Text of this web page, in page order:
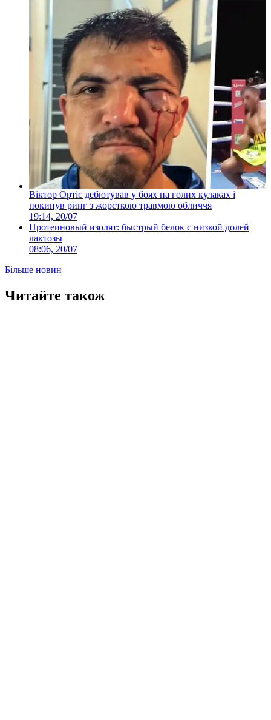
Віктор Ортіс дебютував у боях на голих кулаках і
покинув ринг з жорсткою травмою обличчя
19:14, 20/07
Протеиновый изолят: быстрый белок с низкой долей
лактозы
08:06, 20/07
Більше новин
Читайте також